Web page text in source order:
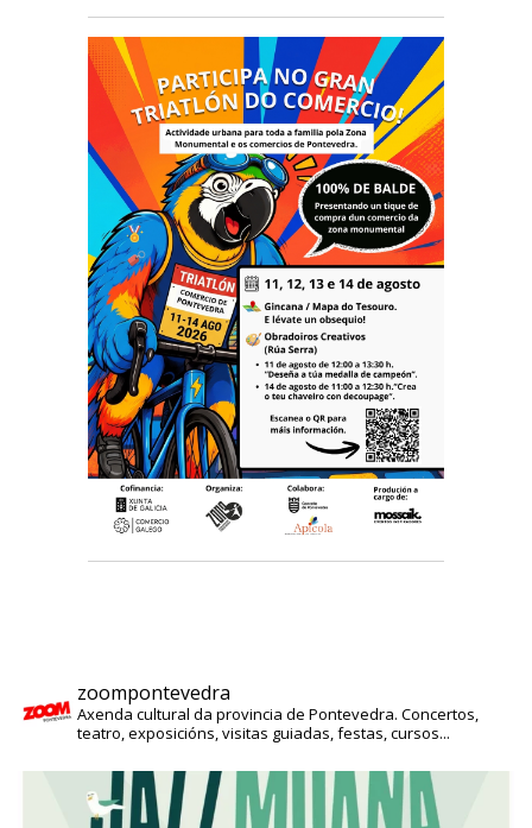
zoompontevedra
Axenda cultural da provincia de Pontevedra. Concertos,
teatro, exposicións, visitas guiadas, festas, cursos...